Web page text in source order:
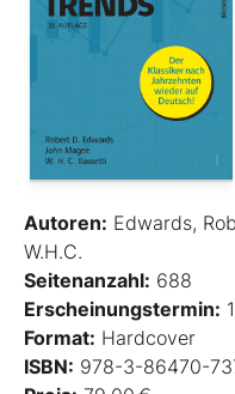
Autoren: Edwards,
W.H.C.
Seitenanzahl: 688
Erscheinungstermin:
Format: Hardcover
ISBN: 978-3-86470-